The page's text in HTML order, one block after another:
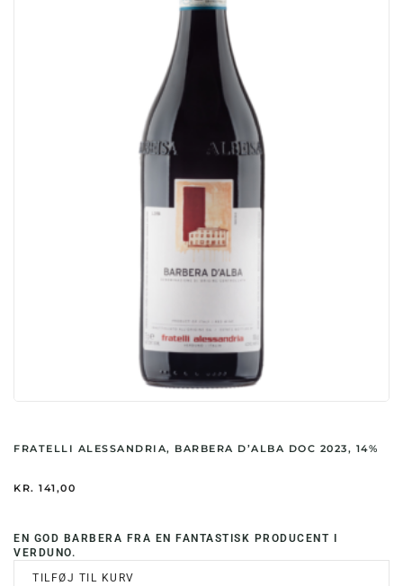
FRATELLI ALESSANDRIA, BARBERA D’ALBA DOC 2023, 14%
KR. 141,00
EN GOD BARBERA FRA EN FANTASTISK PRODUCENT I
VERDUNO.
TILFØJ TIL KURV